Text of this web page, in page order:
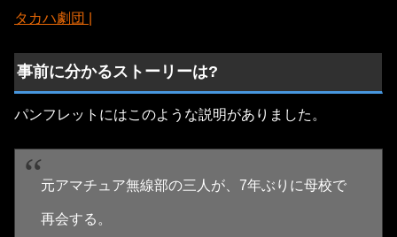
タカハ劇団 |
事前に分かるストーリーは?
パンフレットにはこのような説明がありました。
元アマチュア無線部の三人が、7年ぶりに母校で
再会する。